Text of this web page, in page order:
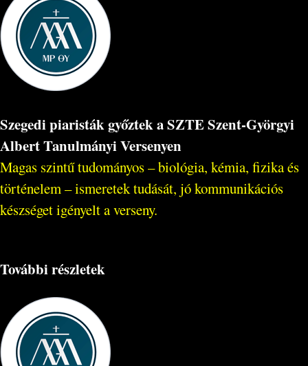
Szegedi piaristák győztek a SZTE Szent-Györgyi
Albert Tanulmányi Versenyen
Magas szintű tudományos – biológia, kémia, fizika és
történelem – ismeretek tudását, jó kommunikációs
készséget igényelt a verseny.
További részletek